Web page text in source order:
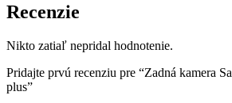
Recenzie
Nikto zatiaľ nepridal hodnotenie.
Pridajte prvú recenziu pre “Zadná kamera
plus”